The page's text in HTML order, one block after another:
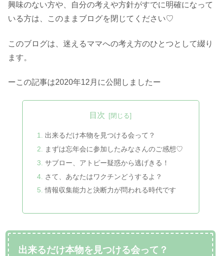
興味のない方や、自分の考えや方針がすでに明確になって
いる方は、このままブログを閉じてください♡
このブログは、迷えるママへの考え方のひとつとして綴り
ます。
ーこの記事は2020年12月に公開しましたー
目次
出来るだけ本物を見つける会って？
まずは忘年会に参加したみなさんのご感想♡
サブロー、アトピー疑惑から逃げきる！
さて、あなたはワクチンどうするよ？
情報収集能力と決断力が問われる時代です
出来るだけ本物を見つける会って？